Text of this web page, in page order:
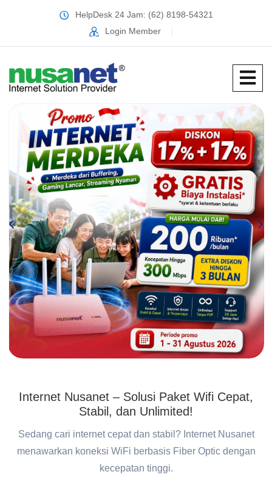
HelpDesk 24 Jam: (62) 8198-54321
Login Member
Internet Nusanet – Solusi Paket Wifi Cepat,
Stabil, dan Unlimited!
Sedang cari internet cepat dan stabil? Internet Nusanet
menawarkan koneksi WiFi berbasis Fiber Optic dengan
kecepatan tinggi.